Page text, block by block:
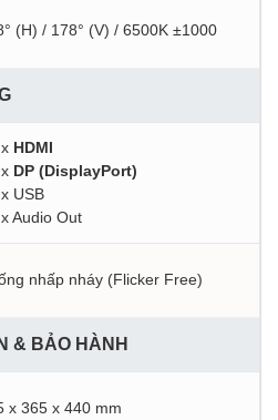
(H) / 178° (V) / 6500K ±1000
HDMI
DP (DisplayPort)
USB
Audio Out
nhấp nháy (Flicker Free)
& BẢO HÀNH
x 365 x 440 mm